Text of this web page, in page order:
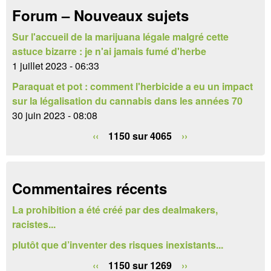
i
r
e
d
e
h
e
r
e
r
Forum – Nouveaux sujets
Sur l'accueil de la marijuana légale malgré cette
astuce bizarre : je n'ai jamais fumé d'herbe
1 juillet 2023 - 06:33
Paraquat et pot : comment l'herbicide a eu un impact
sur la légalisation du cannabis dans les années 70
30 juin 2023 - 08:08
‹‹
1150 sur 4065 ››
Commentaires récents
La prohibition a été créé par des dealmakers,
racistes...
plutôt que d’inventer des risques inexistants...
‹‹
1150 sur 1269 ››